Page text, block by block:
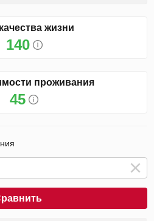
жизни
140
проживания
45